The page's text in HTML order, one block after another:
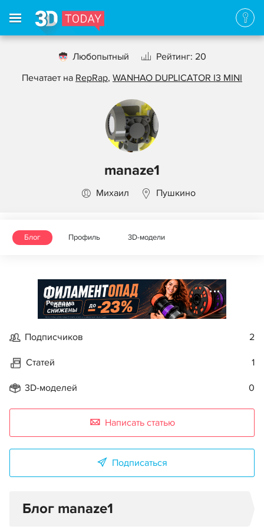
Любопытный
Рейтинг: 20
Печатает на RepRap, WANHAO DUPLICATOR I3 MINI
manaze1
Михаил Пушкино
Блог Профиль 3D-модели
Реклама
Подписчиков 2
Статей 1
3D-моделей 0
Написать статью
Подписаться
Блог manaze1